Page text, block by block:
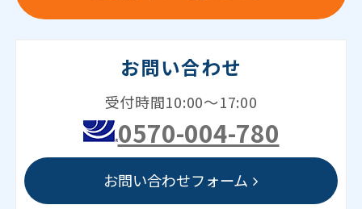
お問い合わせ
受付時間10:00～17:00
0570-004-780
お問い合わせフォーム